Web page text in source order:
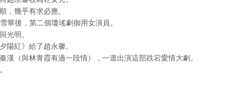
，幾乎有求必應。
華後，第二個瓊瑤劇御用女演員。
光明。
陽紅》給了趙永馨。
漢（與林青霞有過一段情），一道出演這部跌宕愛情大劇。